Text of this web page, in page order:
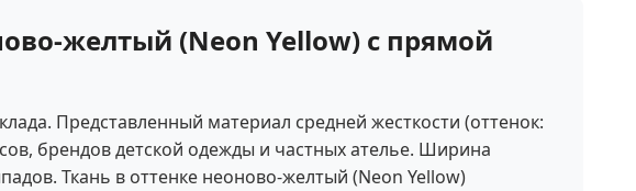
желтый (Neon Yellow) с прямой
Представленный материал средней жесткости (оттенок:
брендов детской одежды и частных ателье. Ширина
Ткань в оттенке неоново-желтый (Neon Yellow)